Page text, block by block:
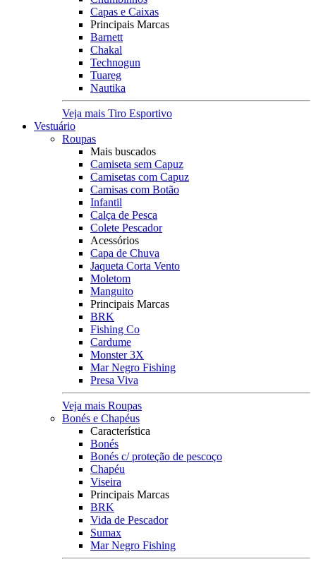
Capas e Caixas
Principais Marcas
Barnett
Chakal
Technogun
Tuareg
Nautika
Veja mais Tiro Esportivo
Vestuário
Roupas
Mais buscados
Camiseta sem Capuz
Camisetas com Capuz
Camisas com Botão
Infantil
Calça de Pesca
Colete Pescador
Acessórios
Capa de Chuva
Jaqueta Corta Vento
Moletom
Manguito
Principais Marcas
BRK
Fishing Co
Cardume
Monster 3X
Mar Negro Fishing
Presa Viva
Veja mais Roupas
Bonés e Chapéus
Característica
Bonés
Bonés c/ proteção de pescoço
Chapéu
Viseira
Principais Marcas
BRK
Vida de Pescador
Sumax
Mar Negro Fishing